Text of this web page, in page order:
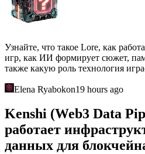
Узнайте, что такое Lore, как
игр, как ИИ формирует сюжет,
также какую роль технология
Elena Ryabokon19 hours ago
Kenshi (Web3 Data
работает
данных для